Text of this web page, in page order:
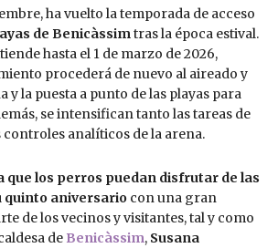
ha vuelto la temporada de acceso
de Benicàssim tras la época estival.
hasta el 1 de marzo de 2026,
procederá de nuevo al aireado y
y la puesta a punto de las playas para
se intensifican tanto las tareas de
analíticos de la arena.
que los perros puedan disfrutar de las
quinto aniversario con una gran
de los vecinos y visitantes, tal y como
de Benicàssim, Susana